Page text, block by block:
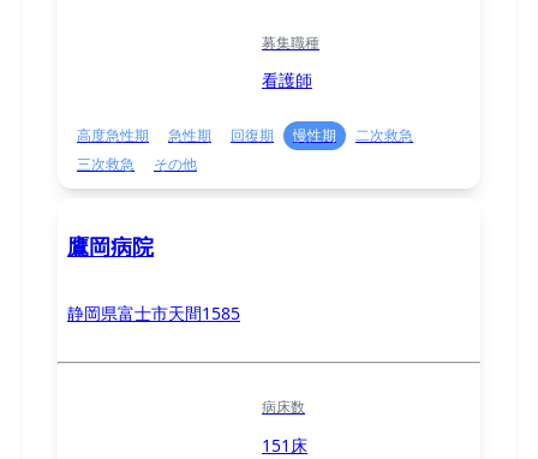
募集職種
看護師
高度急性期 急性期 回復期 慢性期
二次救急
三次救急
その他
鷹岡病院
静岡県富士市天間1585
病床数
151床